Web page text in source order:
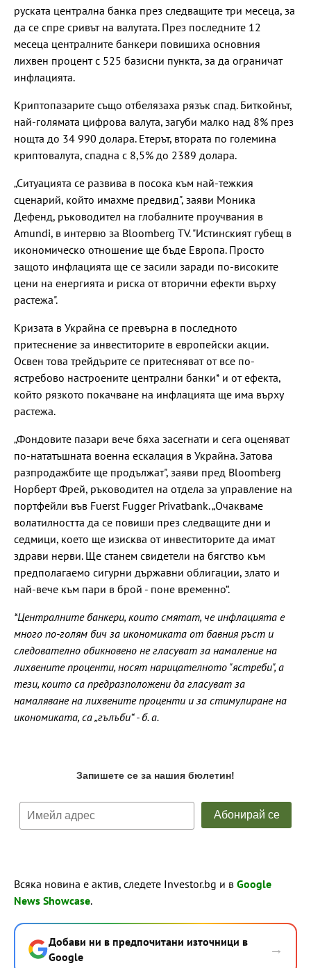
руската централна банка през следващите три месеца, за
да се спре сривът на валутата. През последните 12
месеца централните банкери повишиха основния
лихвен процент с 525 базисни пункта, за да ограничат
инфлацията.
Криптопазарите също отбелязаха рязък спад. Биткойнът,
най-голямата цифрова валута, загуби малко над 8% през
нощта до 34 990 долара. Етерът, втората по големина
криптовалута, спадна с 8,5% до 2389 долара.
„Ситуацията се развива в посока към най-тежкия
сценарий, който имахме предвид", заяви Моника
Дефенд, ръководител на глобалните проучвания в
Amundi, в интервю за Bloomberg TV. "Истинският губещ в
икономическо отношение ще бъде Европа. Просто
защото инфлацията ще се засили заради по-високите
цени на енергията и риска от вторични ефекти върху
растежа".
Кризата в Украйна се превърна в последното
притеснение за инвеститорите в европейски акции.
Освен това трейдърите се притесняват от все по-
ястребово настроените централни банки* и от ефекта,
който рязкото покачване на инфлацията ще има върху
растежа.
„Фондовите пазари вече бяха засегнати и сега оценяват
по-нататъшната военна ескалация в Украйна. Затова
разпродажбите ще продължат", заяви пред Bloomberg
Норберт Фрей, ръководител на отдела за управление на
портфейли във Fuerst Fugger Privatbank. „Очакваме
волатилността да се повиши през следващите дни и
седмици, което ще изисква от инвеститорите да имат
здрави нерви. Ще станем свидетели на бягство към
предполагаемо сигурни държавни облигации, злато и
най-вече към пари в брой - поне временно“.
*Централните банкери, които смятат, че инфлацията е
много по-голям бич за икономиката от бавния ръст и
следователно обикновено не гласуват за намаление на
лихвените проценти, носят нарицателното "ястреби", а
тези, които са предразположени да гласуват за
намаляване на лихвените проценти и за стимулиране на
икономиката, са „гълъби“ - б. а.
Всяка новина е актив, следете Investor.bg и в Google
News Showcase.
Добави ни в предпочитани източници в
Google
→